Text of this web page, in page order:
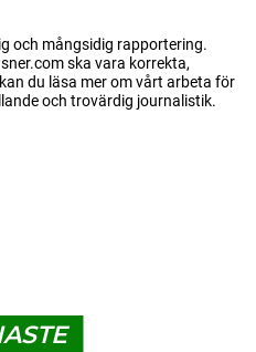
och mångsidig rapportering.
ska vara korrekta,
du läsa mer om vårt arbeta för
och trovärdig journalistik.